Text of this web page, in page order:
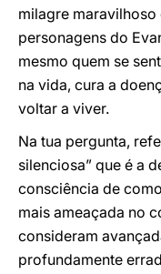
milagre maravilhoso
personagens do
mesmo quem se
na vida, cura a
voltar a viver.
Na tua pergunta,
silenciosa” que é a
consciência de
mais ameaçada no
consideram
profundamente